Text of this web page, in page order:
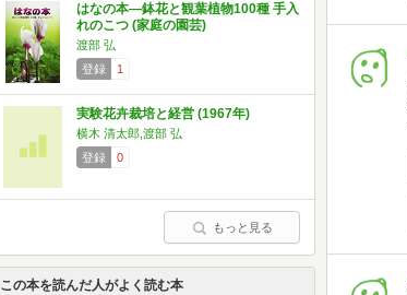
はなの本―鉢花と観葉植物100種 手入
れのこつ (家庭の園芸)
渡部 弘
登録
1
実験花卉裁培と経営 (1967年)
横木 清太郎,渡部 弘
登録
0
もっと見る
この本を読んだ人がよく読む本